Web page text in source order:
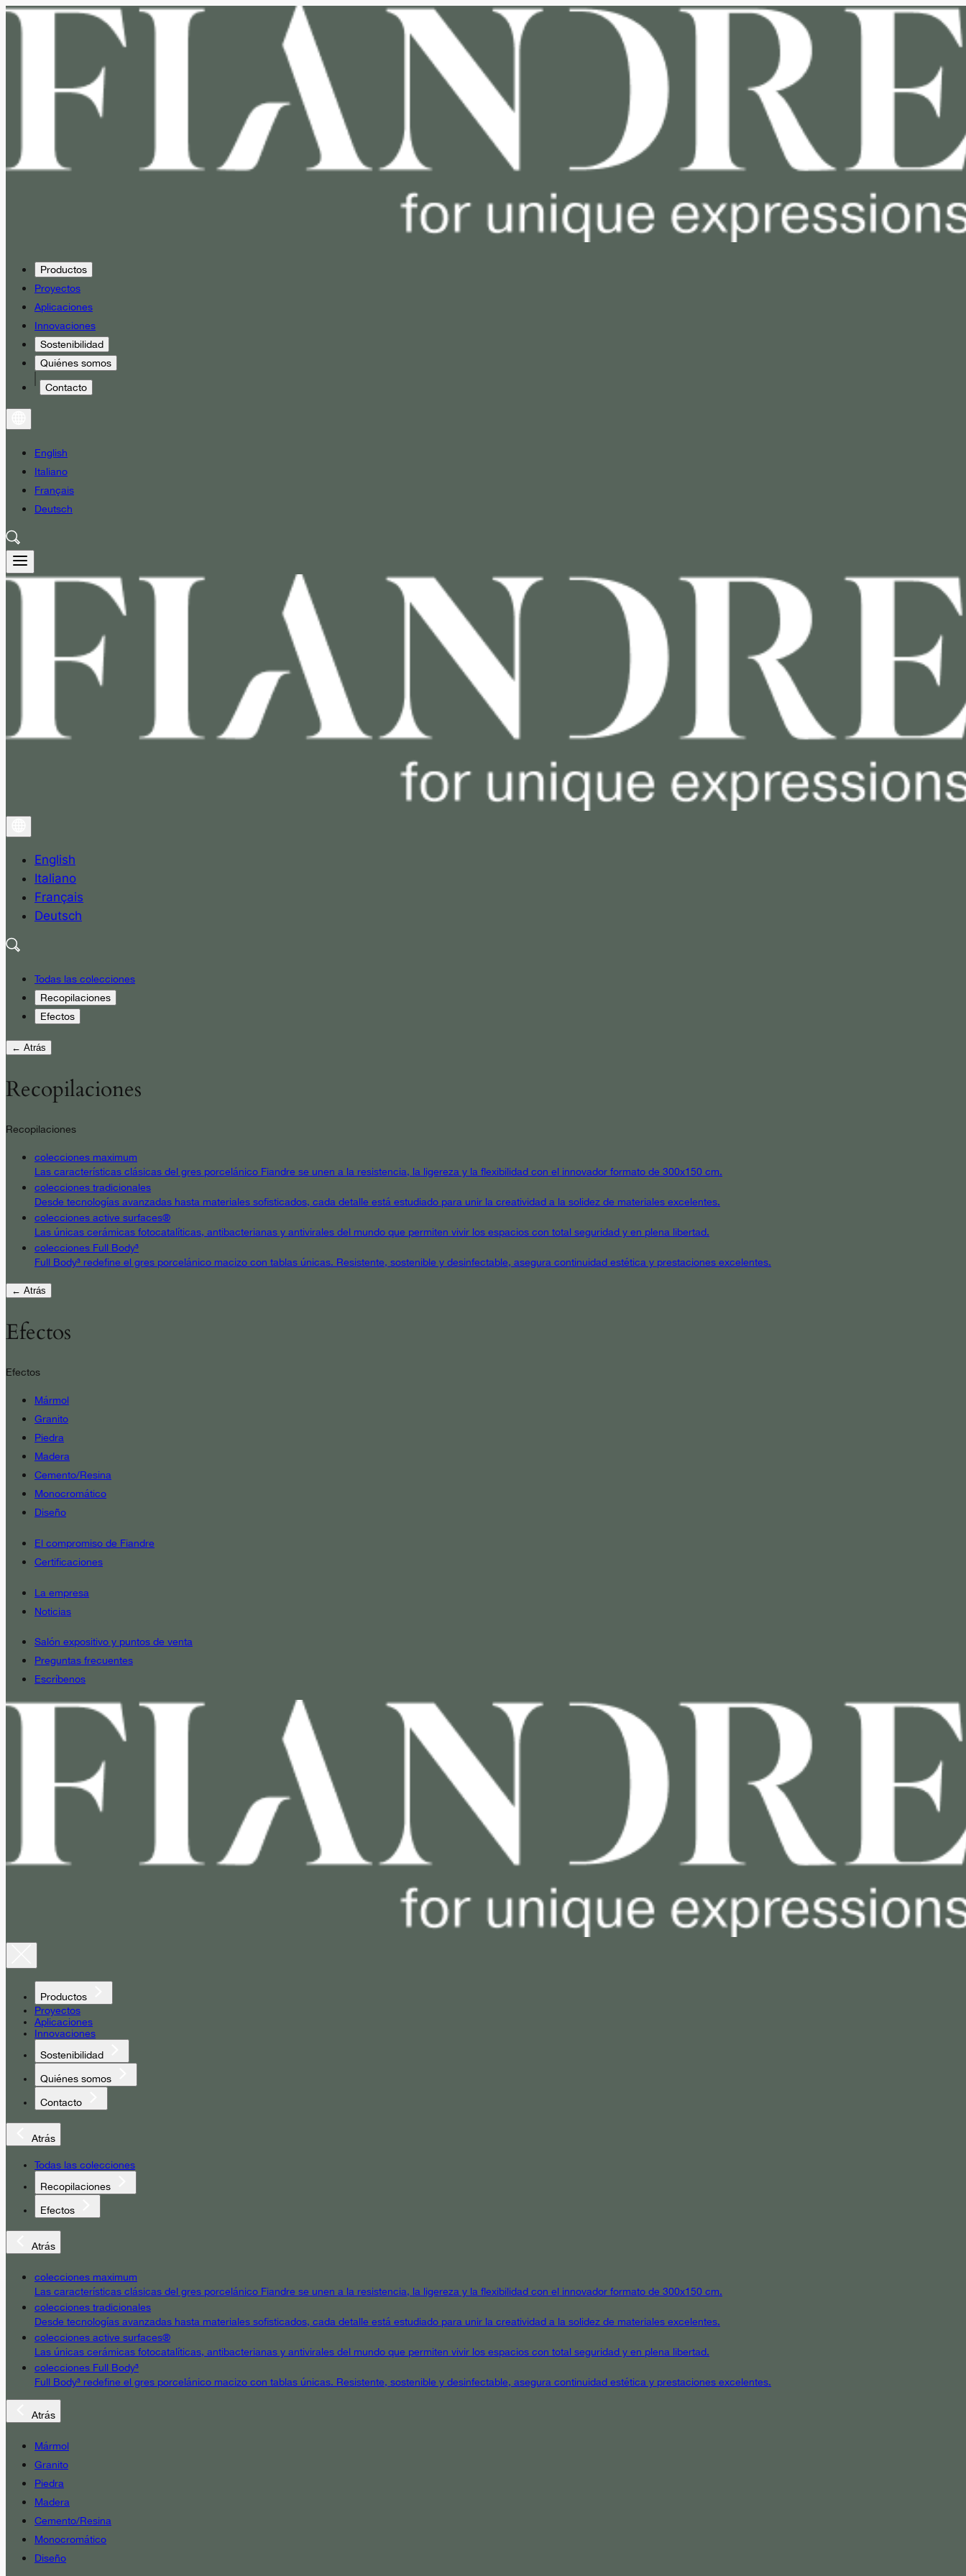
Productos
Proyectos
Aplicaciones
Innovaciones
Sostenibilidad
Quiénes somos
Contacto
English
Italiano
Français
Deutsch
English
Italiano
Français
Deutsch
Todas las colecciones
Recopilaciones
Efectos
← Atrás
Recopilaciones
Recopilaciones
colecciones maximum
Las características clásicas del gres porcelánico Fiandre se unen a la resistencia, la ligereza y la flexibilidad con el innovador formato de 300x150 cm.
colecciones tradicionales
Desde tecnologías avanzadas hasta materiales sofisticados, cada detalle está estudiado para unir la creatividad a la solidez de materiales excelentes.
colecciones active surfaces®
Las únicas cerámicas fotocatalíticas, antibacterianas y antivirales del mundo que permiten vivir los espacios con total seguridad y en plena libertad.
colecciones Full Body³
Full Body³ redefine el gres porcelánico macizo con tablas únicas. Resistente, sostenible y desinfectable, asegura continuidad estética y prestaciones excelentes.
← Atrás
Efectos
Efectos
Mármol
Granito
Piedra
Madera
Cemento/Resina
Monocromático
Diseño
El compromiso de Fiandre
Certificaciones
La empresa
Noticias
Salón expositivo y puntos de venta
Preguntas frecuentes
Escríbenos
Productos
Proyectos
Aplicaciones
Innovaciones
Sostenibilidad
Quiénes somos
Contacto
Atrás
Todas las colecciones
Recopilaciones
Efectos
Atrás
colecciones maximum
Las características clásicas del gres porcelánico Fiandre se unen a la resistencia, la ligereza y la flexibilidad con el innovador formato de 300x150 cm.
colecciones tradicionales
Desde tecnologías avanzadas hasta materiales sofisticados, cada detalle está estudiado para unir la creatividad a la solidez de materiales excelentes.
colecciones active surfaces®
Las únicas cerámicas fotocatalíticas, antibacterianas y antivirales del mundo que permiten vivir los espacios con total seguridad y en plena libertad.
colecciones Full Body³
Full Body³ redefine el gres porcelánico macizo con tablas únicas. Resistente, sostenible y desinfectable, asegura continuidad estética y prestaciones excelentes.
Atrás
Mármol
Granito
Piedra
Madera
Cemento/Resina
Monocromático
Diseño